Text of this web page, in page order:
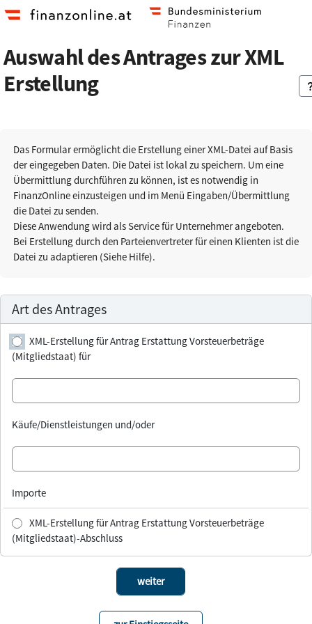
Zum
Hauptinhalt
Zur
Startseite
Auswahl des Antrages zur XML
Erstellung
Das Formular ermöglicht die Erstellung einer XML-Datei auf Basis
der eingegeben Daten. Die Datei ist lokal zu speichern. Um eine
Übermittlung durchführen zu können, ist es notwendig in
FinanzOnline einzusteigen und im Menü Eingaben/Übermittlung
die Datei zu senden.
Diese Anwendung wird als Service für Unternehmer angeboten.
Bei Erstellung durch den Parteienvertreter für einen Klienten ist die
Datei zu adaptieren (Siehe Hilfe).
Art des Antrages
XML-Erstellung für Antrag Erstattung Vorsteuerbeträge
(Mitgliedstaat) für
Käufe/Dienstleistungen und/oder
Importe
XML-Erstellung für Antrag Erstattung Vorsteuerbeträge
(Mitgliedstaat)-Abschluss